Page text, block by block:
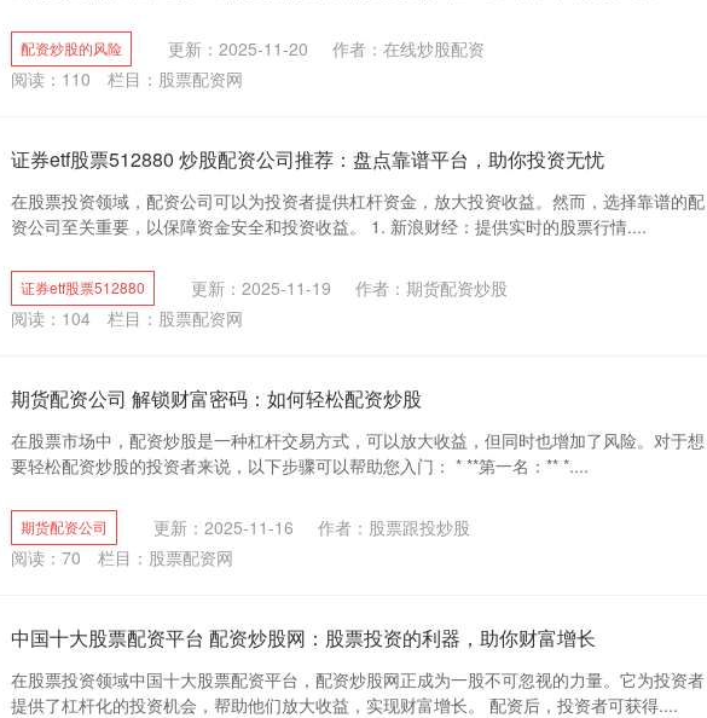
配资炒股的风险 更新：2025-11-20
作者：在线炒股配资
阅读： 110 栏目： 股票配资网
证券etf股票512880 炒股配资公司推荐：盘点靠谱平台，助你投资无忧
在股票投资领域，配资公司可以为投资者提供杠杆资金，放大投资收益。然而，选择靠谱的配
资公司至关重要，以保障资金安全和投资收益。 1. 新浪财经：提供实时的股票行情....
证券etf股票512880 更新：2025-11-19
作者：期货配资炒股
阅读： 104 栏目： 股票配资网
期货配资公司 解锁财富密码：如何轻松配资炒股
在股票市场中，配资炒股是一种杠杆交易方式，可以放大收益，但同时也增加了风险。对于想
要轻松配资炒股的投资者来说，以下步骤可以帮助您入门： * **第一名：** *....
期货配资公司 更新：2025-11-16
作者：股票跟投炒股
阅读： 70 栏目： 股票配资网
中国十大股票配资平台 配资炒股网：股票投资的利器，助你财富增长
在股票投资领域中国十大股票配资平台，配资炒股网正成为一股不可忽视的力量。它为投资者
提供了杠杆化的投资机会，帮助他们放大收益，实现财富增长。 配资后，投资者可获得....